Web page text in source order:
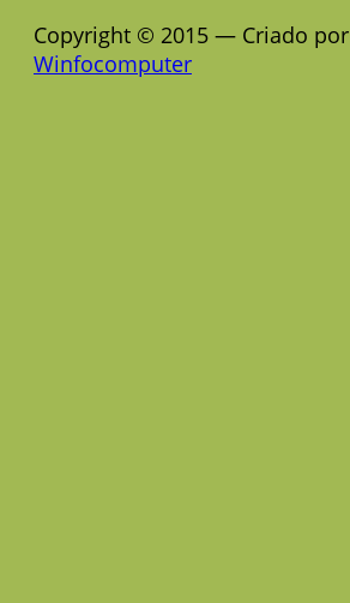
Copyright © 2015 — Criado por
Winfocomputer